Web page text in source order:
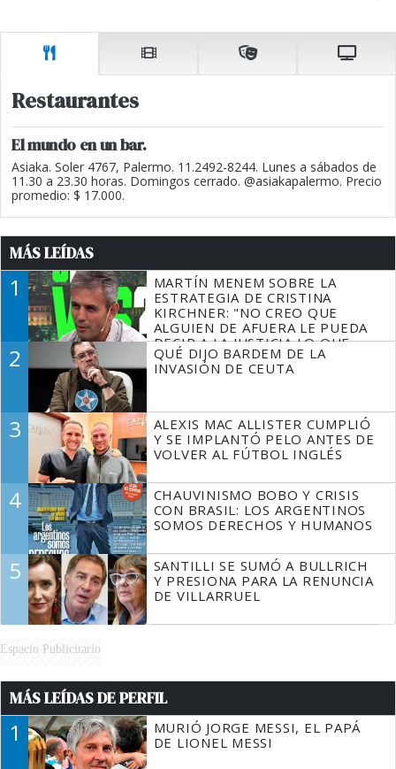
Restaurantes
El mundo en un bar.
Asiaka. Soler 4767, Palermo. 11.2492-8244. Lunes a sábados de
11.30 a 23.30 horas. Domingos cerrado. @asiakapalermo. Precio
promedio: $ 17.000.
MÁS LEÍDAS
1
MARTÍN MENEM SOBRE LA
ESTRATEGIA DE CRISTINA
KIRCHNER: "NO CREO QUE
ALGUIEN DE AFUERA LE PUEDA
DECIR A LA JUSTICIA LO QUE
TIENE QUE HACER"
2
QUÉ DIJO BARDEM DE LA
INVASIÓN DE CEUTA
3
ALEXIS MAC ALLISTER CUMPLIÓ
Y SE IMPLANTÓ PELO ANTES DE
VOLVER AL FÚTBOL INGLÉS
4
CHAUVINISMO BOBO Y CRISIS
CON BRASIL: LOS ARGENTINOS
SOMOS DERECHOS Y HUMANOS
5
SANTILLI SE SUMÓ A BULLRICH
Y PRESIONA PARA LA RENUNCIA
DE VILLARRUEL
Espacio Publicitario
MÁS LEÍDAS DE PERFIL
1
MURIÓ JORGE MESSI, EL PAPÁ
DE LIONEL MESSI